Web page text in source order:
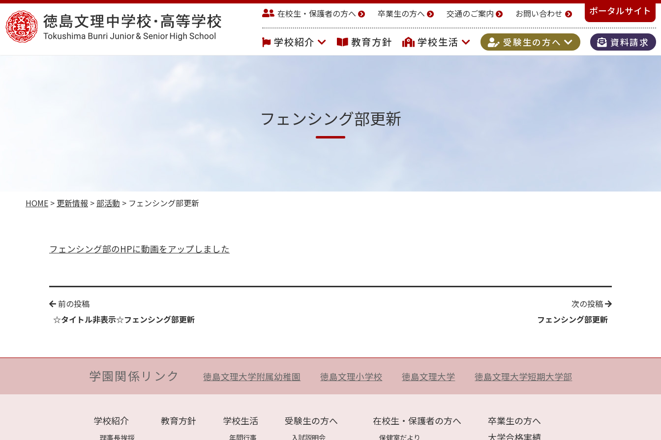
コ
ン
テ
島
在校生・保護者の方へ 卒業生の方へ 交通のご案内 お問い合わせ ポータルサイト
学校紹介 教育方針 学校生活 受験生の方へ 資料請求
フェンシング部更新
HOME > 更新情報 >部活動 > フェンシング部更新
フェンシング部のHPに動画をアップしました
前の投稿
☆タイトル非表示☆フェンシング部更新
次の投稿
フェンシング部更新
学園関係リンク 徳島文理大学附属幼稚園 徳島文理小学校 徳島文理大学 徳島文理大学短期大学部
学校紹介
理事長挨拶
教育方針 学校生活
年間行事
受験生の方へ
入試説明会
在校生・保護者の方へ
保健室だより
卒業生の方へ
大学合格実績